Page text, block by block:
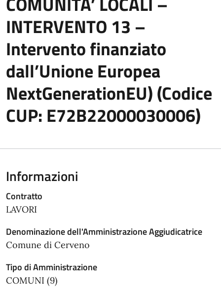
INTERVENTO 13 –
Intervento finanziato
dall’Unione Europea
NextGenerationEU) (Codice
CUP: E72B22000030006)
Informazioni
Contratto
LAVORI
Denominazione dell'Amministrazione Aggiudicatrice
Comune di Cerveno
Tipo di Amministrazione
COMUNI (9)